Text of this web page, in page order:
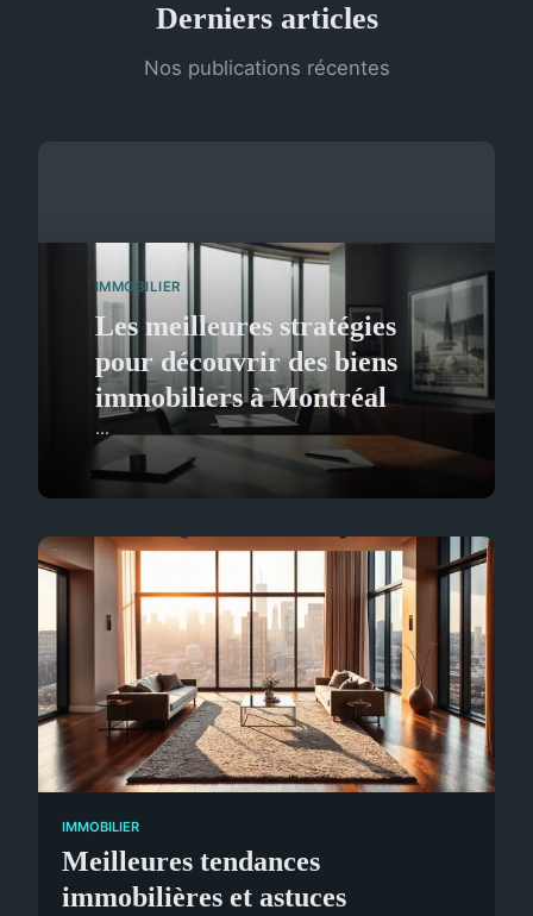
Derniers articles
Nos publications récentes
IMMOBILIER
Les meilleures stratégies
pour découvrir des biens
immobiliers à Montréal
...
IMMOBILIER
Meilleures tendances
immobilières et astuces